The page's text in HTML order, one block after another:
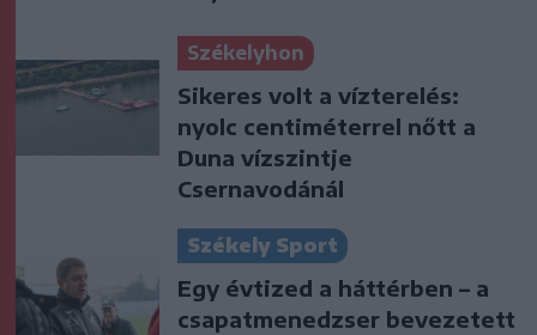
Székelyhon
Sikeres volt a vízterelés:
nyolc centiméterrel nőtt a
Duna vízszintje
Csernavodánál
Székely Sport
Egy évtized a háttérben – a
csapatmenedzser bevezetett